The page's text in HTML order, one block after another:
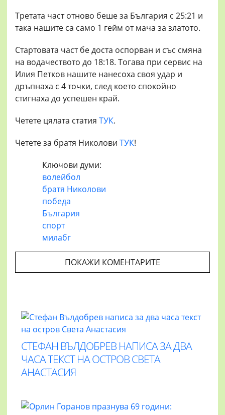
Третата част отново беше за България с 25:21 и
така нашите са само 1 гейм от мача за златото.
Стартовата част бе доста оспорван и със смяна
на водачеството до 18:18. Тогава при сервис на
Илия Петков нашите нанесоха своя удар и
дръпнаха с 4 точки, след което спокойно
стигнаха до успешен край.
Четете цялата статия ТУК.
Четете за братя Николови ТУК!
Ключови думи:
волейбол
братя Николови
победа
България
спорт
милабг
ПОКАЖИ КОМЕНТАРИТЕ
СТЕФАН ВЪЛДОБРЕВ НАПИСА ЗА ДВА
ЧАСА ТЕКСТ НА ОСТРОВ СВЕТА
АНАСТАСИЯ